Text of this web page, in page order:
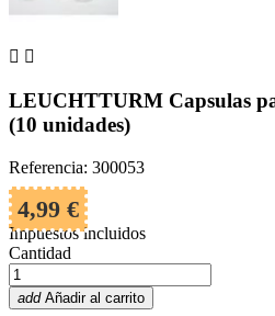
 
LEUCHTTURM Capsulas
(10 unidades)
Referencia: 300053
4,99 €
Impuestos incluidos
Cantidad
add Añadir al carrito